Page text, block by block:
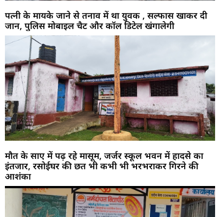
पत्नी के मायके जाने से तनाव में था युवक , सल्फास खाकर दी
जान, पुलिस मोबाइल चैट और कॉल डिटेल खंगालेगी
मौत के साए में पढ़ रहे मासूम, जर्जर स्कूल भवन में हादसे का
इंतजार, रसोईघर की छत भी कभी भी भरभराकर गिरने की
आशंका